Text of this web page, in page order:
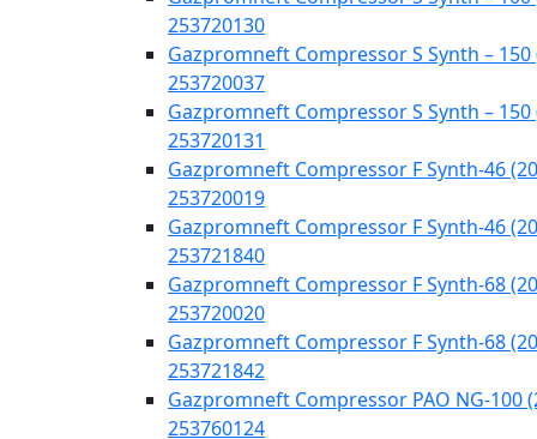
253720130
Gazpromneft Compressor S Synth – 150
253720037
Gazpromneft Compressor S Synth – 150
253720131
Gazpromneft Compressor F Synth-46
253720019
Gazpromneft Compressor F Synth-46
253721840
Gazpromneft Compressor F Synth-68
253720020
Gazpromneft Compressor F Synth-68
253721842
Gazpromneft Compressor PAO NG-100
253760124